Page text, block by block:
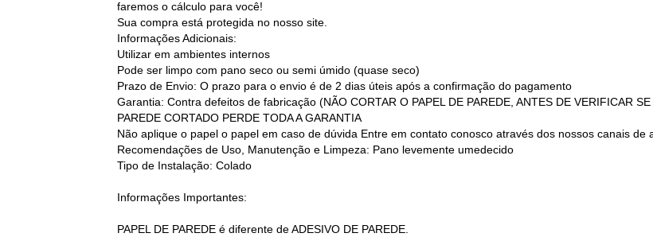
faremos o cálculo para você!
Sua compra está protegida no nosso site.
Informações Adicionais:
Utilizar em ambientes internos
Pode ser limpo com pano seco ou semi úmido (quase seco)
Prazo de Envio: O prazo para o envio é de 2 dias úteis após a confirmação do pagamento
Garantia: Contra defeitos de fabricação (NÃO CORTAR O PAPEL DE PAREDE, ANTES DE VERIFICAR
PAREDE CORTADO PERDE TODA A GARANTIA
Não aplique o papel o papel em caso de dúvida Entre em contato conosco através dos nossos canais de
Recomendações de Uso, Manutenção e Limpeza: Pano levemente umedecido
Tipo de Instalação: Colado
Informações Importantes:
PAPEL DE PAREDE é diferente de ADESIVO DE PAREDE.